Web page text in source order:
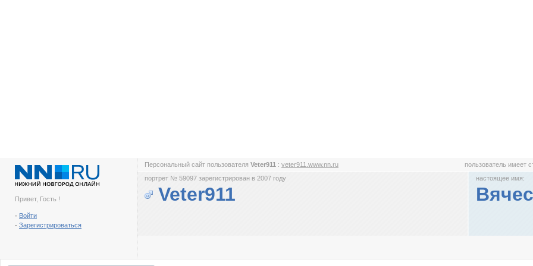
Привет, Гость !
- Войти
- Зарегистрироваться
Персональный сайт пользователя Veter911 : veter911.www.nn.ru пользователь имеет
портрет № 59097 зарегистрирован в 2007 году
Veter911
настоящее имя: